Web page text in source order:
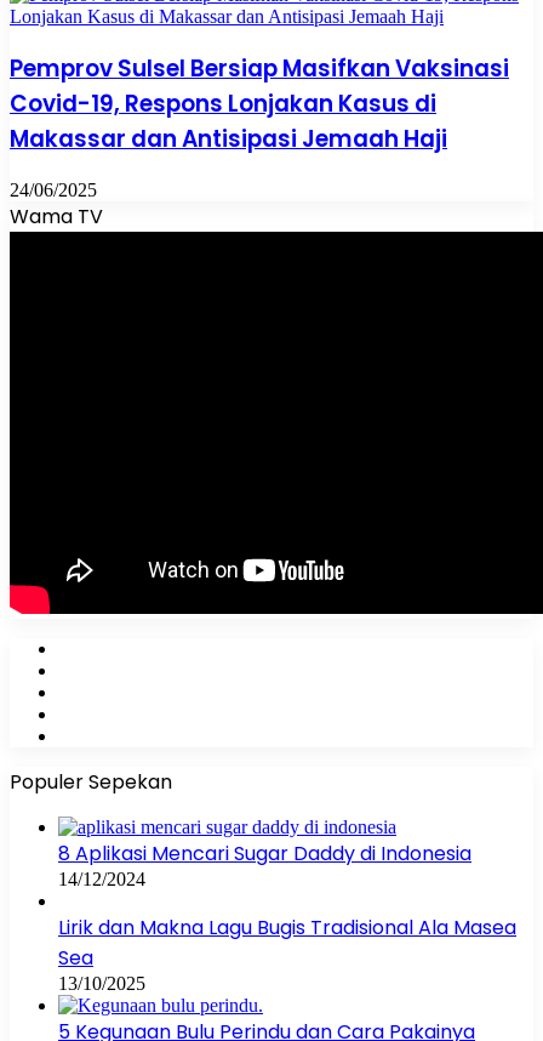
Pemprov Sulsel Bersiap Masifkan Vaksinasi
Covid-19, Respons Lonjakan Kasus di
Makassar dan Antisipasi Jemaah Haji
24/06/2025
Wama TV
Populer Sepekan
8 Aplikasi Mencari Sugar Daddy di Indonesia
14/12/2024
Lirik dan Makna Lagu Bugis Tradisional Ala Masea
Sea
13/10/2025
5 Kegunaan Bulu Perindu dan Cara Pakainya